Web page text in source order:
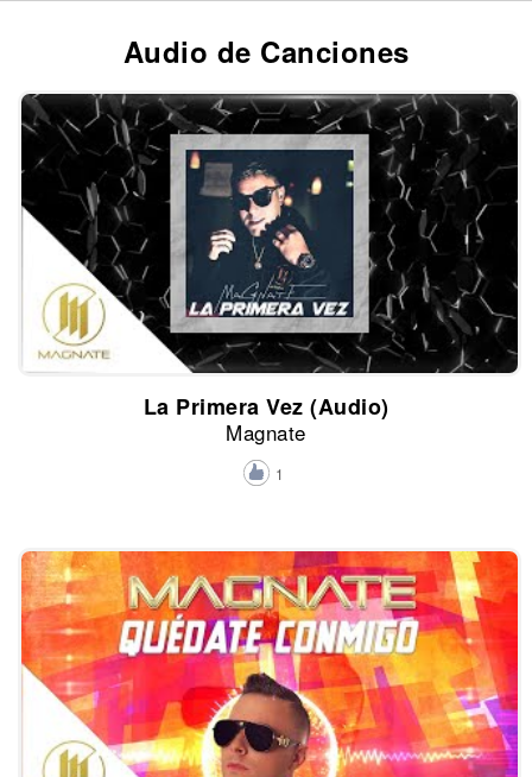
Audio de Canciones
La Primera Vez (Audio)
Magnate
1